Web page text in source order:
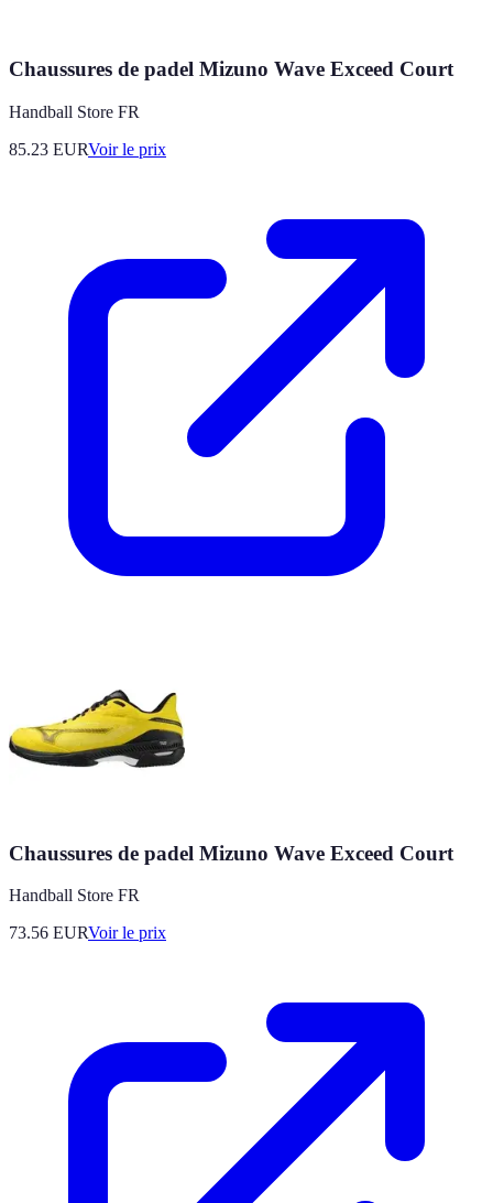
Chaussures de padel Mizuno Wave Exceed Court
Handball Store FR
85.23 EURVoir le prix
Chaussures de padel Mizuno Wave Exceed Court
Handball Store FR
73.56 EURVoir le prix